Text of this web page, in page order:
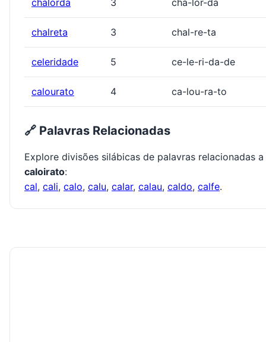
chalorda 3 cha-lor-da
chalreta 3 chal-re-ta
celeridade 5 ce-le-ri-da-de
calourato 4 ca-lou-ra-to
🔗 Palavras Relacionadas
Explore divisões silábicas de palavras relacionadas a
caloirato:
cal, cali, calo, calu, calar, calau, caldo, calfe.